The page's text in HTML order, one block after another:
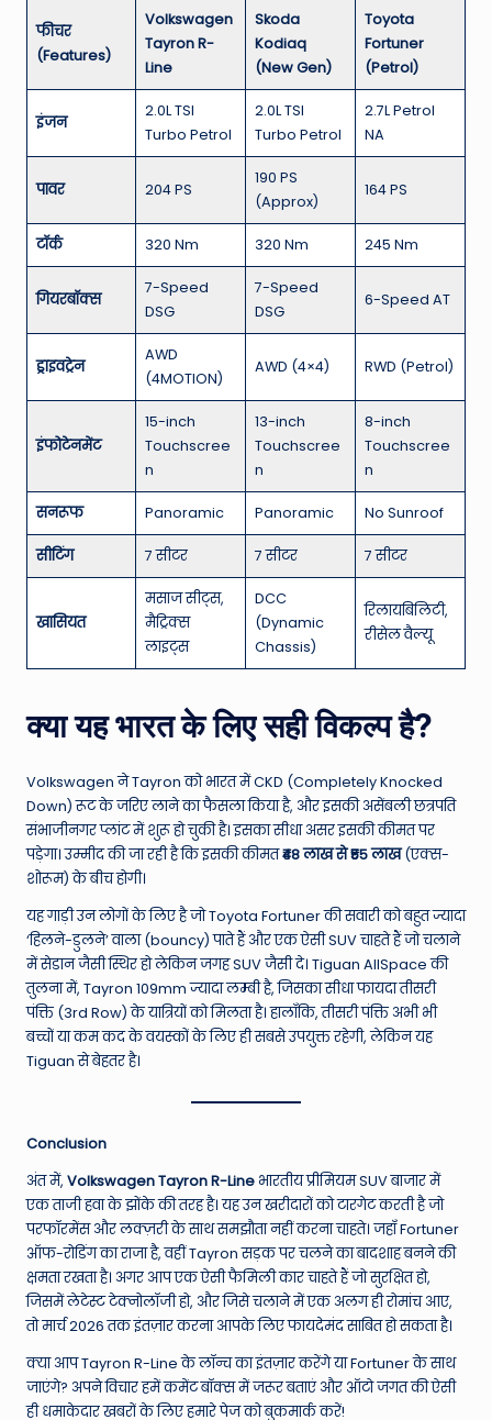
फीचर
(Features)
Volkswagen
Tayron R-
Line
Skoda
Kodiaq
(New Gen)
Toyota
Fortuner
(Petrol)
इंजन
2.0L TSI
Turbo Petrol
2.0L TSI
Turbo Petrol
2.7L Petrol
NA
पावर 204 PS
190 PS
(Approx)
164 PS
टॉर्क 320 Nm 320 Nm 245 Nm
गियरबॉक्स
7-Speed
DSG
7-Speed
DSG
6-Speed AT
ड्राइवट्रेन
AWD
(4MOTION)
AWD (4×4) RWD (Petrol)
इंफोटेनमेंट
15-inch
Touchscree
n
13-inch
Touchscree
n
8-inch
Touchscree
n
सनरूफ Panoramic Panoramic No Sunroof
सीटिंग 7 सीटर 7 सीटर 7 सीटर
खासियत
मसाज सीट्स,
मैट्रिक्स
लाइट्स
DCC
(Dynamic
Chassis)
रिलायबिलिटी,
रीसेल वैल्यू
क्या यह भारत के लिए सही विकल्प है?
Volkswagen ने Tayron को भारत में CKD (Completely Knocked
Down) रूट के जरिए लाने का फैसला किया है, और इसकी असेंबली छत्रपति
संभाजीनगर प्लांट में शुरू हो चुकी है। इसका सीधा असर इसकी कीमत पर
पड़ेगा। उम्मीद की जा रही है कि इसकी कीमत₹48 लाख से ₹55 लाख(एक्स-
शोरूम) के बीच होगी।
यह गाड़ी उन लोगों के लिए है जो Toyota Fortuner की सवारी को बहुत ज्यादा
‘हिलने-डुलने’ वाला (bouncy) पाते हैं और एक ऐसी SUV चाहते हैं जो चलाने
में सेडान जैसी स्थिर हो लेकिन जगह SUV जैसी दे। Tiguan AllSpace की
तुलना में, Tayron 109mm ज्यादा लम्बी है, जिसका सीधा फायदा तीसरी
पंक्ति (3rd Row) के यात्रियों को मिलता है। हालाँकि, तीसरी पंक्ति अभी भी
बच्चों या कम कद के वयस्कों के लिए ही सबसे उपयुक्त रहेगी, लेकिन यह
Tiguan से बेहतर है।
Conclusion
अंत में, Volkswagen Tayron R-Line भारतीय प्रीमियम SUV बाजार में
एक ताजी हवा के झोंके की तरह है। यह उन खरीदारों को टारगेट करती है जो
परफॉरमेंस और लक्ज़री के साथ समझौता नहीं करना चाहते। जहाँ Fortuner
ऑफ-रोडिंग का राजा है, वहीं Tayron सड़क पर चलने का बादशाह बनने की
क्षमता रखता है। अगर आप एक ऐसी फैमिली कार चाहते हैं जो सुरक्षित हो,
जिसमें लेटेस्ट टेक्नोलॉजी हो, और जिसे चलाने में एक अलग ही रोमांच आए,
तो मार्च 2026 तक इंतज़ार करना आपके लिए फायदेमंद साबित हो सकता है।
क्या आप Tayron R-Line के लॉन्च का इंतज़ार करेंगे या Fortuner के साथ
जाएंगे? अपने विचार हमें कमेंट बॉक्स में जरूर बताएं और ऑटो जगत की ऐसी
ही धमाकेदार खबरों के लिए हमारे पेज को बुकमार्क करें!